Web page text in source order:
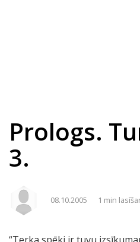
Prologs.
3.
08.10.2005 1 min